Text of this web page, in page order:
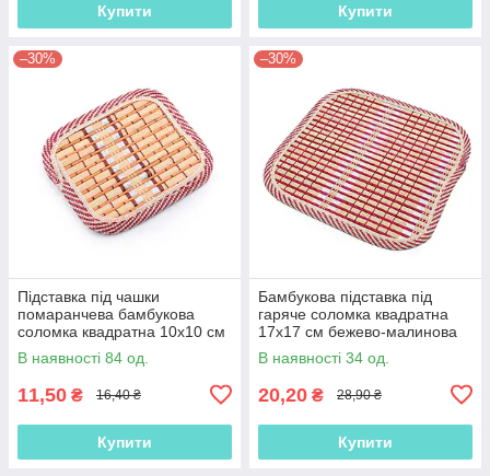
Купити Купити
–30%
Підставка під чашки
помаранчева бамбукова
соломка квадратна 10х10 см
(42801.006)
В наявності 84 од.
11,50 ₴ 16,40 ₴
Купити
–30%
Бамбукова підставка під
гаряче соломка квадратна
17х17 см бежево-малинова
(42802.002)
В наявності 34 од.
20,20 ₴ 28,90 ₴
Купити